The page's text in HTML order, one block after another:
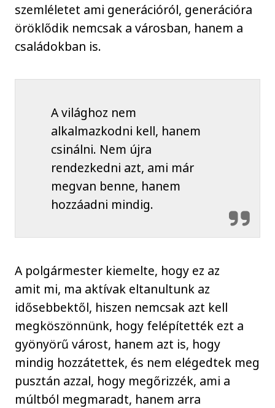
szemléletet ami generációról, generációra
öröklődik nemcsak a városban, hanem a
családokban is.
A világhoz nem
alkalmazkodni kell, hanem
csinálni. Nem újra
rendezkedni azt, ami már
megvan benne, hanem
hozzáadni mindig.
A polgármester kiemelte, hogy ez az
amit mi, ma aktívak eltanultunk az
idősebbektől, hiszen nemcsak azt kell
megköszönnünk, hogy felépítették ezt a
gyönyörű várost, hanem azt is, hogy
mindig hozzátettek, és nem elégedtek meg
pusztán azzal, hogy megőrizzék, ami a
múltból megmaradt, hanem arra